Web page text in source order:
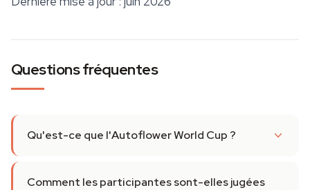
Questions fréquentes
Qu'est-ce que l'Autoflower World Cup ?
Comment les participantes sont-elles jugées